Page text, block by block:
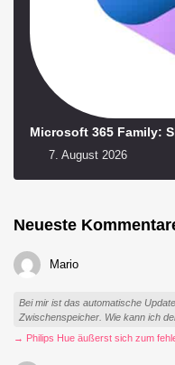
Microsoft 365 Family:
7. August 2026
Neueste
Mario
Bei mir ist das automatische
Zwischenspeicher. Wie kann ich
→ Philips Hue äußerst sich zum